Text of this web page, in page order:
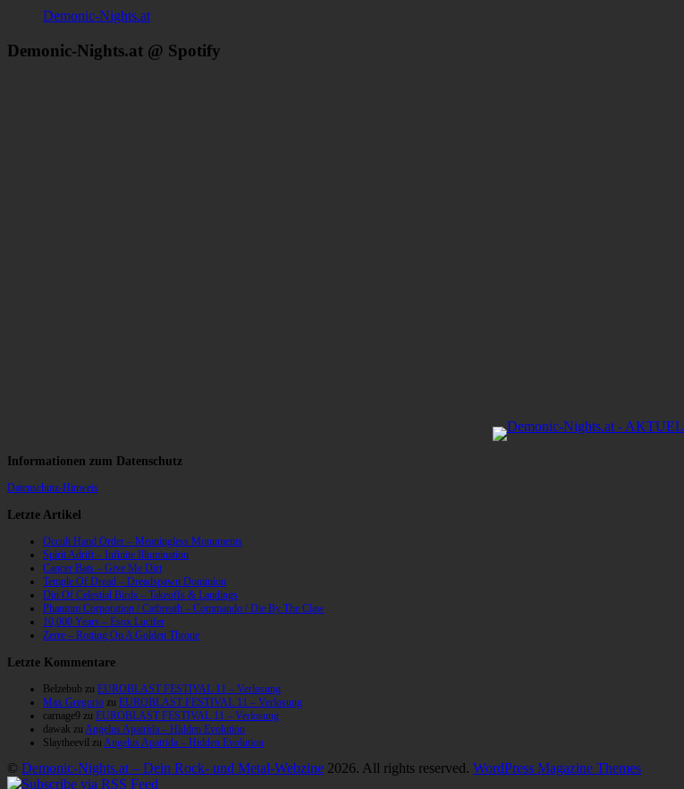
Demonic-Nights.at
Demonic-Nights.at @ Spotify
Informationen zum Datenschutz
Datenschutz-Hinweis
Letzte Artikel
Occult Hand Order – Meaningless Monuments
Spirit Adrift – Infinite Illumination
Cancer Bats – Give Me Dirt
Temple Of Dread – Dreadspawn Dominion
Din Of Celestial Birds – Takeoffs & Landings
Phantom Corporation / Catbreath – Commando / Die By The Claw
10,000 Years – Esox Lucifer
Zerre – Rotting On A Golden Throne
Letzte Kommentare
Belzebub zu EUROBLAST FESTIVAL 11 – Verlosung
Max Gregorio zu EUROBLAST FESTIVAL 11 – Verlosung
carnage9 zu EUROBLAST FESTIVAL 11 – Verlosung
dawak zu Angelus Apatrida – Hidden Evolution
Slaytheevil zu Angelus Apatrida – Hidden Evolution
© Demonic-Nights.at – Dein Rock- und Metal-Webzine 2026. All rights reserved. WordPress Magazine Themes